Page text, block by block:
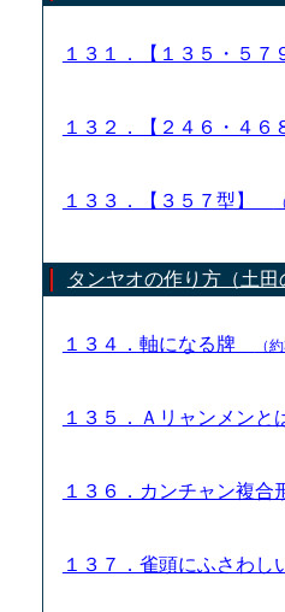
１３１．【１３５・５
１３２．【２４６・４
１３３．【３５７型】
タンヤオの作り方（土田
１３４．軸になる牌 （
１３５．Ａリャンメン
１３６．カンチャン複
１３７．雀頭にふさわ